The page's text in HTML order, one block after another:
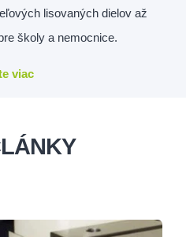
lisovaných dielov až
školy a nemocnice.
viac